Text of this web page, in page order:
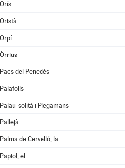
Orís
Oristà
Orpí
Òrrius
Pacs del Penedès
Palafolls
Palau-solità i Plegamans
Pallejà
Palma de Cervelló, la
Papiol, el